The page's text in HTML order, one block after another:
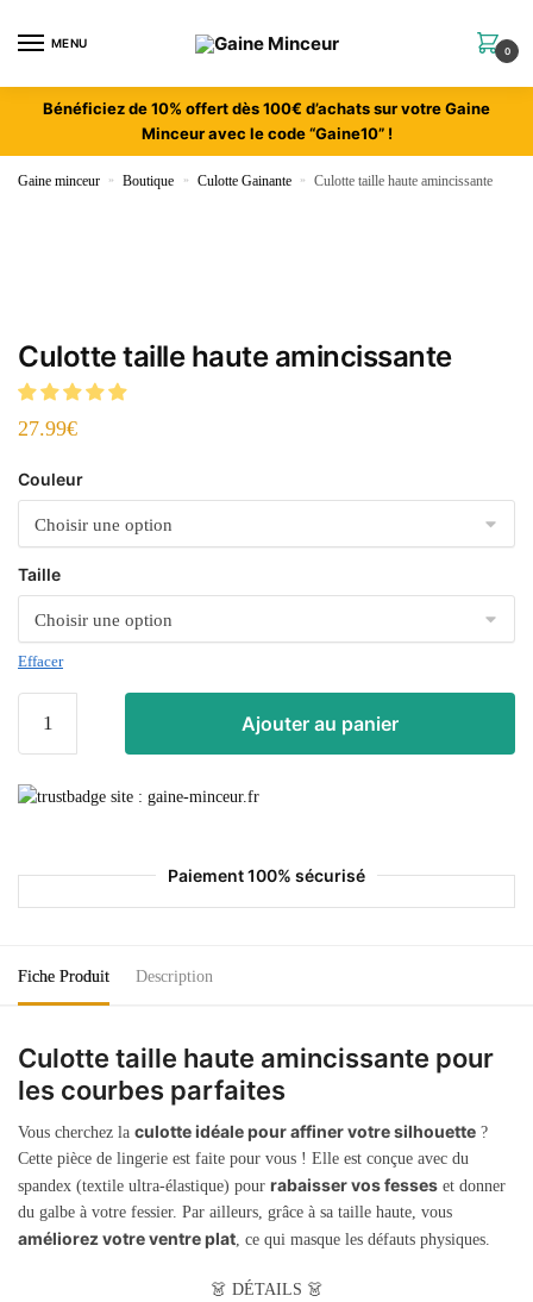
MENU
0
Bénéficiez de 10% offert dès 100€ d’achats sur votre Gaine
Minceur avec le code “Gaine10” !
Gaine minceur » Boutique » Culotte Gainante » Culotte taille haute amincissante
Culotte taille haute amincissante
27.99€
Couleur
Taille
Effacer
Ajouter au panier
Paiement 100% sécurisé
Fiche Produit Description
Culotte taille haute amincissante pour
les courbes parfaites
Vous cherchez la culotte idéale pour affiner votre silhouette ?
Cette pièce de lingerie est faite pour vous ! Elle est conçue avec du
spandex (textile ultra-élastique) pour rabaisser vos fesses et donner
du galbe à votre fessier. Par ailleurs, grâce à sa taille haute, vous
améliorez votre ventre plat, ce qui masque les défauts physiques.
👗 DÉTAILS 👗